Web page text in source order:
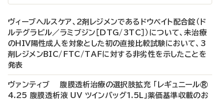
ヴィーブヘルスケア、2剤レジメンであるドウベイト配合錠（ド
ルテグラビル／ラミブジン［DTG/3TC］）について、未治療
のHIV陽性成人を対象とした初の直接比較試験において、3
剤レジメンBIC/FTC/TAFに対する非劣性を示したことを
発表
ヴァンティブ 腹膜透析治療の選択肢拡充 「レギュニール®
4.25 腹膜透析液 UV ツインバッグ1.5L」薬価基準収載のお